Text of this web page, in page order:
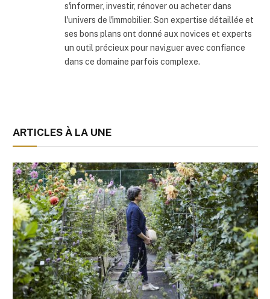
s'informer, investir, rénover ou acheter dans
l'univers de l'immobilier. Son expertise détaillée et
ses bons plans ont donné aux novices et experts
un outil précieux pour naviguer avec confiance
dans ce domaine parfois complexe.
ARTICLES À LA UNE